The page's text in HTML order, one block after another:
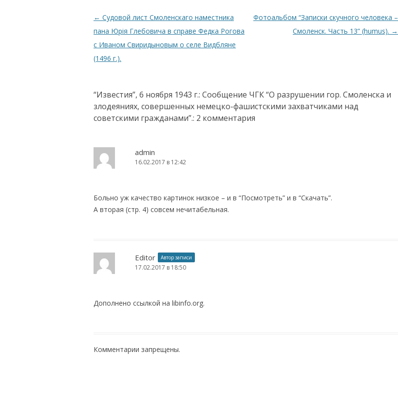
Навигация по записям
← Судовой лист Смоленскаго наместника
пана Юрiя Глебовича в справе Федка Рогова
с Иваном Свиридыновым о селе Видбляне
(1496 г.).
Фотоальбом “Записки скучного человека –
Смоленск. Часть 13” (humus). →
“Известия”, 6 ноября 1943 г.: Сообщение ЧГК “О разрушении гор. Смоленска и
злодеяниях, совершенных немецко-фашистскими захватчиками над
советскими гражданами”.: 2 комментария
admin
16.02.2017 в 12:42
Больно уж качество картинок низкое – и в “Посмотреть” и в “Скачать”.
А вторая (стр. 4) совсем нечитабельная.
Editor Автор записи
17.02.2017 в 18:50
Дополнено ссылкой на libinfo.org.
Комментарии запрещены.